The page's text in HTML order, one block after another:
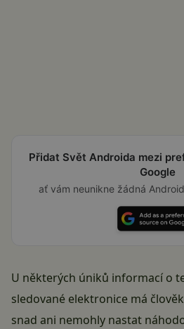
Přidat Svět Androida mezi
Google
ať vám neunikne žádná
U některých úniků informací o
sledované elektronice má
snad ani nemohly nastat